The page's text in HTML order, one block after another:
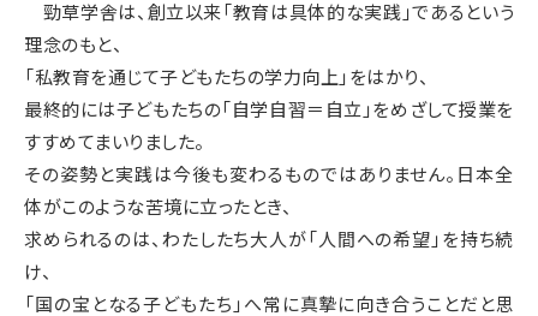
勁草学舎は、創立以来「教育は具体的な実践」であるという
理念のもと、
「私教育を通じて子どもたちの学力向上」をはかり、
最終的には子どもたちの「自学自習＝自立」をめざして授業を
すすめてまいりました。
その姿勢と実践は今後も変わるものではありません。日本全
体がこのような苦境に立ったとき、
求められるのは、わたしたち大人が「人間への希望」を持ち続
け、
「国の宝となる子どもたち」へ常に真摯に向き合うことだと思